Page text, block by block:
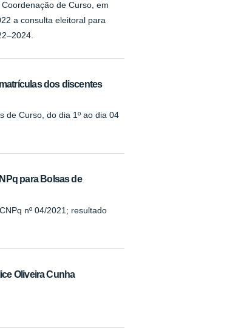
de Curso, em
a consulta eleitoral para
dos discentes
de Curso, do dia 1º ao dia 04
para Bolsas de
nº 04/2021; resultado
Oliveira Cunha